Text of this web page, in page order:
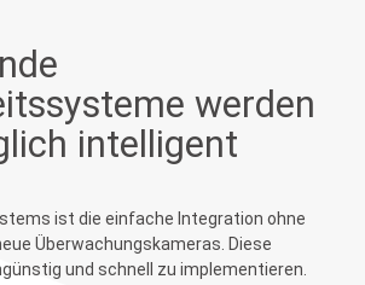
werden
intelligent
ist die einfache Integration ohne
Überwachungskameras. Diese
und schnell zu implementieren.